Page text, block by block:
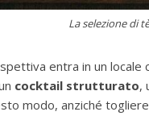
La selezione di
entra in un
cocktail strutturato,
modo, anziché